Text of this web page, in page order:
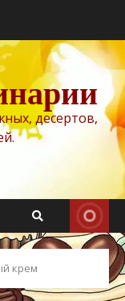
десертов,
крем